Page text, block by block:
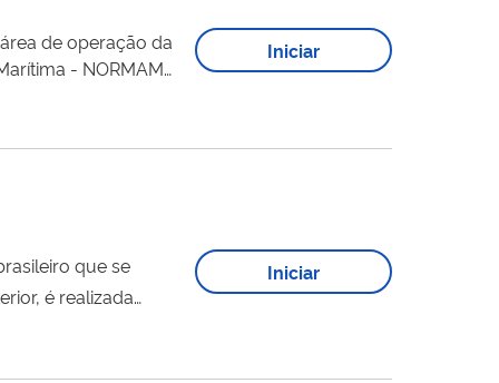
de operação da
- NORMAM
TIE/TIEM
Iniciar
Iniciar